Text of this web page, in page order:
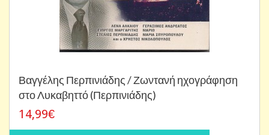
Βαγγέλης Περπινιάδης / Ζωντανή ηχογράφηση
στο Λυκαβηττό (Περπινιάδης)
14,99€